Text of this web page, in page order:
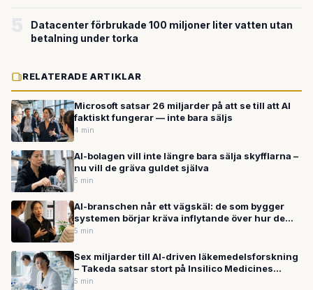
Datacenter förbrukade 100 miljoner liter vatten utan
betalning under torka
RELATERADE ARTIKLAR
Microsoft satsar 26 miljarder på att se till att AI
faktiskt fungerar — inte bara säljs
4 min
AI-bolagen vill inte längre bara sälja skyfflarna –
nu vill de gräva guldet själva
5 min
AI-branschen når ett vägskäl: de som bygger
systemen börjar kräva inflytande över hur de
används
5 min
Sex miljarder till AI-driven läkemedelsforskning
– Takeda satsar stort på Insilico Medicines
plattform
5 min